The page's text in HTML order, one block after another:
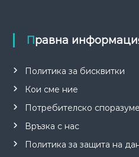
Правна
Политика за бисквитки
Кои сме ние
Потребителско
Връзка с нас
Политика за защита на